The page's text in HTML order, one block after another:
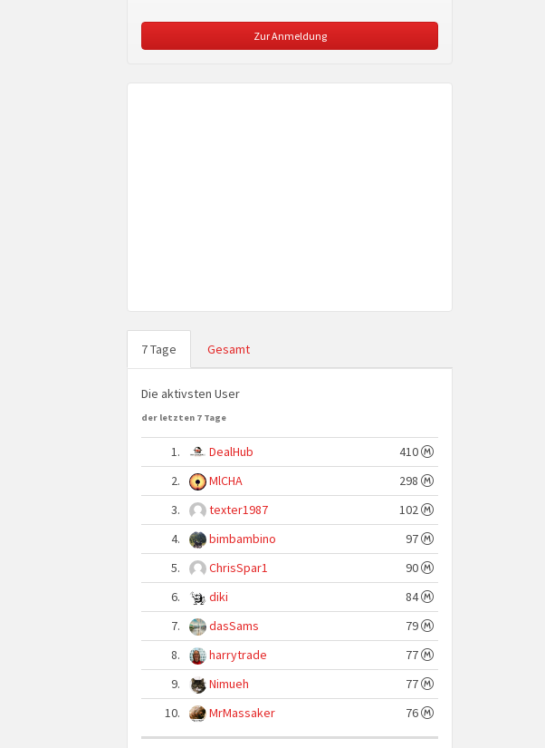
Zur Anmeldung
7 Tage Gesamt
Die aktivsten User
der letzten 7 Tage
1. DealHub
410
2.
MlCHA
298
3.
texter1987
102
4.
bimbambino
97
5.
ChrisSpar1
90
6.
diki
84
7.
dasSams
79
8.
harrytrade
77
9.
Nimueh
77
10.
MrMassaker 76